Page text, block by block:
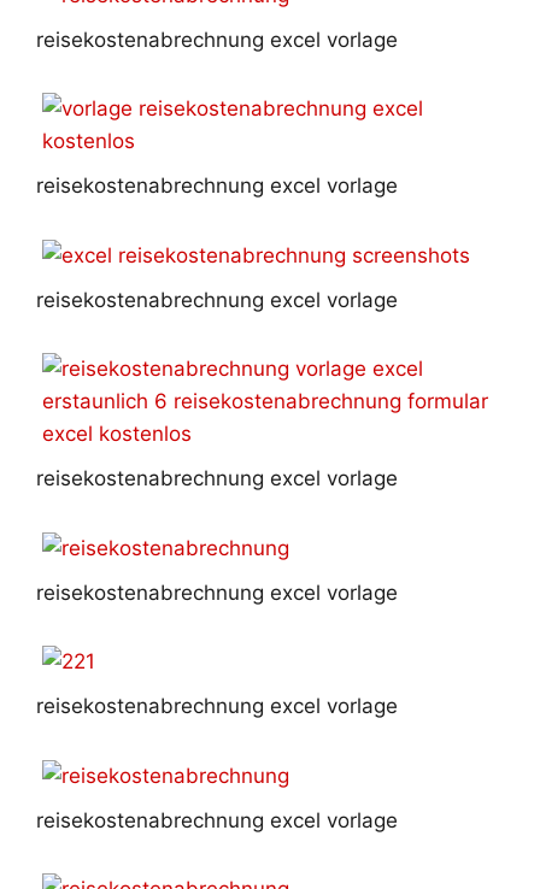
reisekostenabrechnung excel vorlage
reisekostenabrechnung excel vorlage
reisekostenabrechnung excel vorlage
reisekostenabrechnung excel vorlage
reisekostenabrechnung excel vorlage
reisekostenabrechnung excel vorlage
reisekostenabrechnung excel vorlage